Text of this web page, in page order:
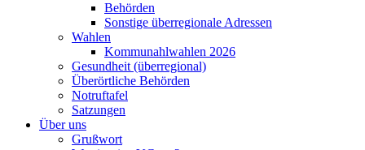
Behörden
Sonstige überregionale Adressen
Wahlen
Kommunahlwahlen 2026
Gesundheit (überregional)
Überörtliche Behörden
Notruftafel
Satzungen
Über uns
Grußwort